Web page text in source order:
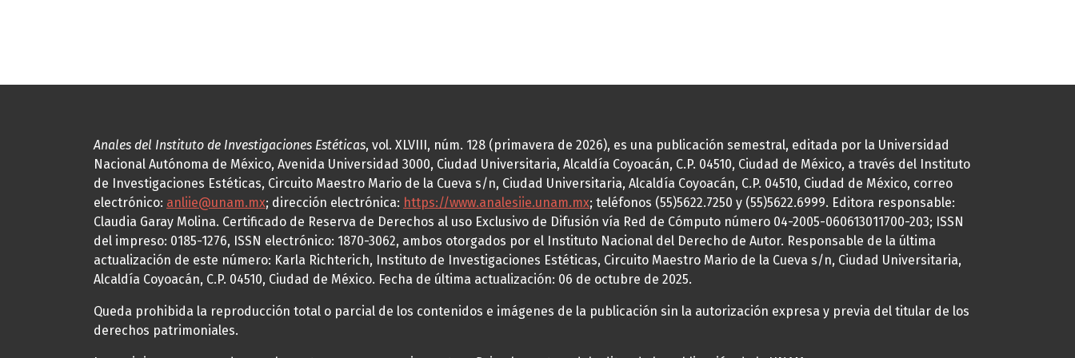
Anales del Instituto de Investigaciones Estéticas, vol. XLVIII, núm. 128 (primavera de 2026), es una publicación semestral, editada por la Universidad
Nacional Autónoma de México, Avenida Universidad 3000, Ciudad Universitaria, Alcaldía Coyoacán, C.P. 04510, Ciudad de México, a través del Instituto
de Investigaciones Estéticas, Circuito Maestro Mario de la Cueva s/n, Ciudad Universitaria, Alcaldía Coyoacán, C.P. 04510, Ciudad de México, correo
electrónico: anliie@unam.mx; dirección electrónica: https://www.analesiie.unam.mx; teléfonos (55)5622.7250 y (55)5622.6999. Editora responsable:
Claudia Garay Molina. Certificado de Reserva de Derechos al uso Exclusivo de Difusión vía Red de Cómputo número 04-2005-060613011700-203; ISSN
del impreso: 0185-1276, ISSN electrónico: 1870-3062, ambos otorgados por el Instituto Nacional del Derecho de Autor. Responsable de la última
actualización de este número: Karla Richterich, Instituto de Investigaciones Estéticas, Circuito Maestro Mario de la Cueva s/n, Ciudad Universitaria,
Alcaldía Coyoacán, C.P. 04510, Ciudad de México. Fecha de última actualización: 06 de octubre de 2025.
Queda prohibida la reproducción total o parcial de los contenidos e imágenes de la publicación sin la autorización expresa y previa del titular de los
derechos patrimoniales.